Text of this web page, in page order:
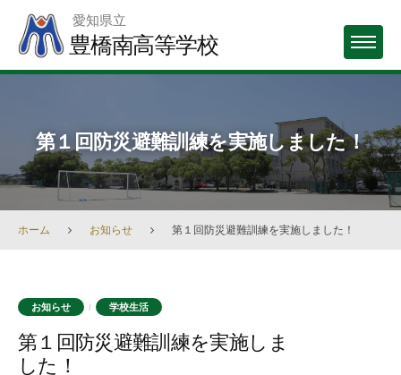
content
愛知県立
豊橋南高等学校 MENU
第１回防災避難訓練を実施しました！
ホーム お知らせ 第１回防災避難訓練を実施しました！
お知らせ / 学校生活
第１回防災避難訓練を実施しま
した！